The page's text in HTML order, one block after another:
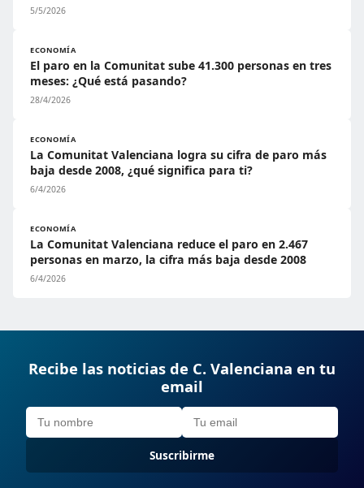
5/5/2026
ECONOMÍA
El paro en la Comunitat sube 41.300 personas en tres
meses: ¿Qué está pasando?
28/4/2026
ECONOMÍA
La Comunitat Valenciana logra su cifra de paro más
baja desde 2008, ¿qué significa para ti?
6/4/2026
ECONOMÍA
La Comunitat Valenciana reduce el paro en 2.467
personas en marzo, la cifra más baja desde 2008
6/4/2026
Recibe las noticias de C. Valenciana en tu
email
Suscribirme